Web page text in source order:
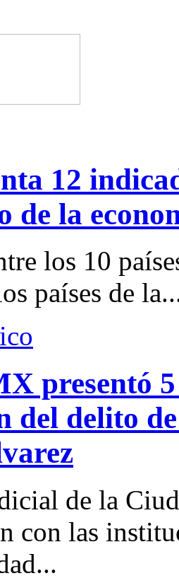
12
de la
los 10
países de
presentó
del delito
de la
con las